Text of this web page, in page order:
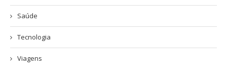
Saúde
Tecnologia
Viagens